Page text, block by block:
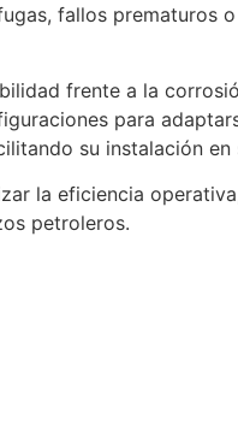
fallos prematuros
frente a la
para
su instalación en
la eficiencia
petroleros.